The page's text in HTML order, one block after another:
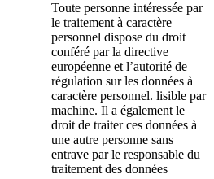
Toute personne intéressée par
le traitement à caractère
personnel dispose du droit
conféré par la directive
européenne et l’autorité de
régulation sur les données à
caractère personnel. lisible par
machine. Il a également le
droit de traiter ces données à
une autre personne sans
entrave par le responsable du
traitement des données